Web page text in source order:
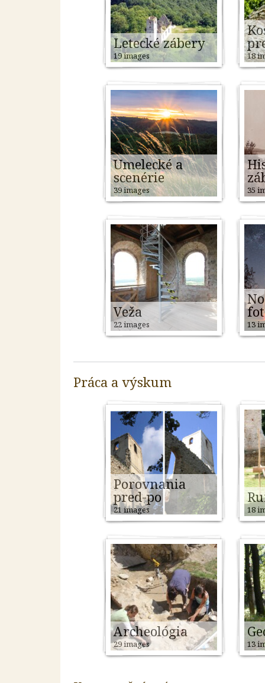
Letecké zábery
19 images 18
Umelecké a
scenérie
39 images 35
Veža
22 images 13
Práca a výskum
Porovnania
pred-po
21 images 18
Archeológia
29 images 13